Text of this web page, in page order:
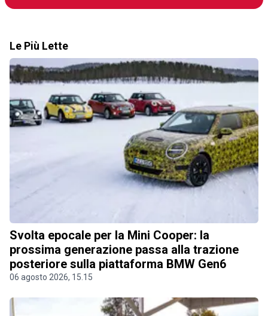
Le Più Lette
Svolta epocale per la Mini Cooper: la
prossima generazione passa alla trazione
posteriore sulla piattaforma BMW Gen6
06 agosto 2026, 15.15